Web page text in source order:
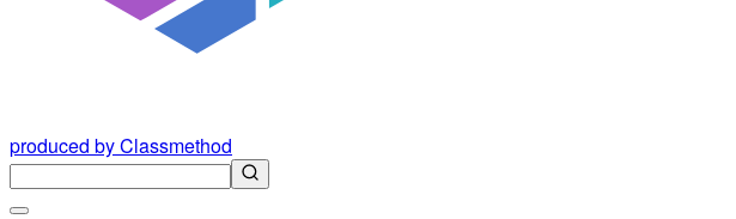
produced by Classmethod